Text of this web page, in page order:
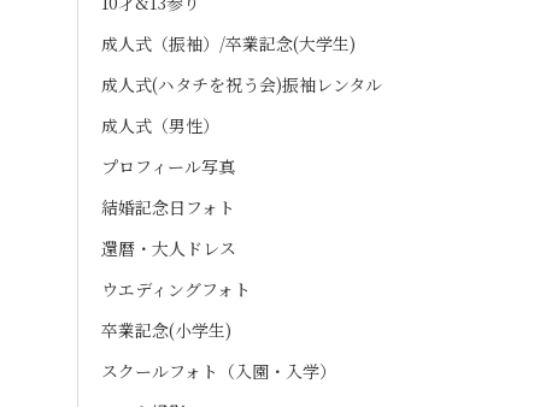
成人式（振袖）/卒業記念(大学生)
成人式(ハタチを祝う会)振袖レンタル
成人式（男性）
プロフィール写真
結婚記念日フォト
還暦・大人ドレス
ウエディングフォト
卒業記念(小学生)
スクールフォト（入園・入学）